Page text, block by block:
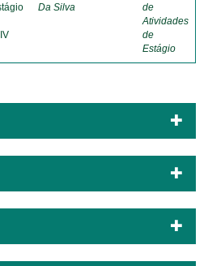
Da Silva
de
Atividades
de
Estágio